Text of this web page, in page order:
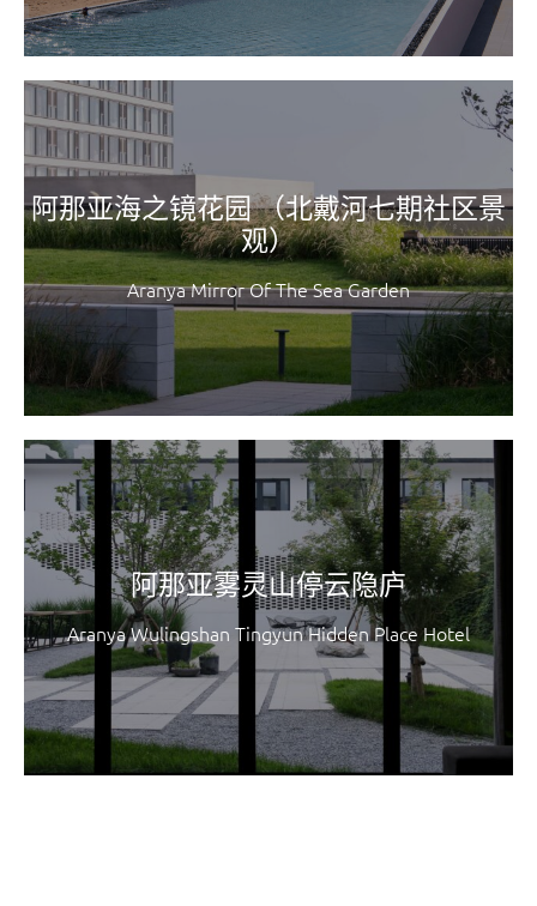
阿那亚海之镜花园 （北戴河七期社区景
观）
Aranya Mirror Of The Sea Garden
阿那亚雾灵山停云隐庐
Aranya Wulingshan Tingyun Hidden Place Hotel